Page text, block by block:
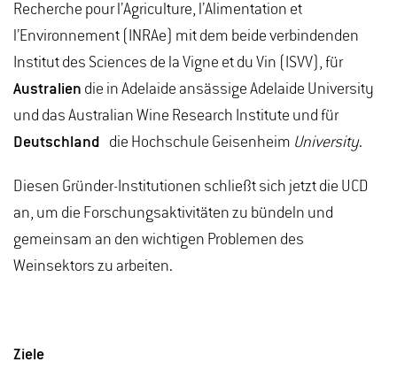
Recherche pour l’Agriculture, l’Alimentation et
l’Environnement (INRAe) mit dem beide verbindenden
Institut des Sciences de la Vigne et du Vin (ISVV), für
Australien die in Adelaide ansässige Adelaide University
und das Australian Wine Research Institute und für
Deutschland die Hochschule Geisenheim University.
Diesen Gründer-Institutionen schließt sich jetzt die UCD
an, um die Forschungsaktivitäten zu bündeln und
gemeinsam an den wichtigen Problemen des
Weinsektors zu arbeiten.
Ziele